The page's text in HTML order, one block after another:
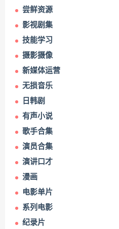
尝鲜资源
影视剧集
技能学习
摄影摄像
新媒体运营
无损音乐
日韩剧
有声小说
歌手合集
演员合集
演讲口才
漫画
电影单片
系列电影
纪录片